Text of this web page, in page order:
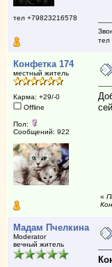
тел +79823216578
тел
Конфетка 174
местный житель
Карма: +29/-0
Offline
Пол:
Сообщений: 922
«
Мадам Пчелкина
Moderator
вечный житель